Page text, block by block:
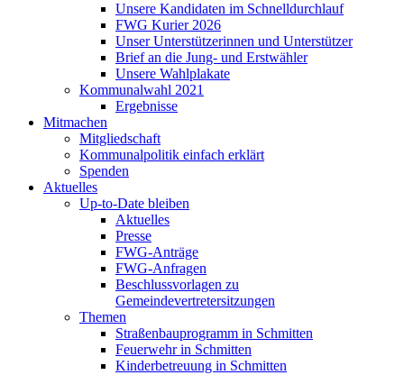
Unsere Kandidaten im Schnelldurchlauf
FWG Kurier 2026
Unser Unterstützerinnen und Unterstützer
Brief an die Jung- und Erstwähler
Unsere Wahlplakate
Kommunalwahl 2021
Ergebnisse
Mitmachen
Mitgliedschaft
Kommunalpolitik einfach erklärt
Spenden
Aktuelles
Up-to-Date bleiben
Aktuelles
Presse
FWG-Anträge
FWG-Anfragen
Beschlussvorlagen zu
Gemeindevertretersitzungen
Themen
Straßenbauprogramm in Schmitten
Feuerwehr in Schmitten
Kinderbetreuung in Schmitten